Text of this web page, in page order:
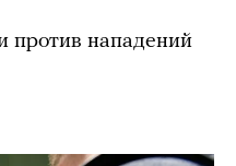
нападений